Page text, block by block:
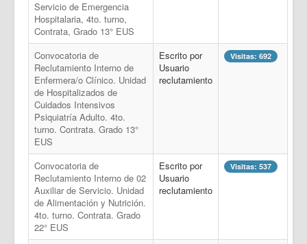
Servicio de Emergencia
Hospitalaria, 4to. turno,
Contrata, Grado 13° EUS
Convocatoria de
Reclutamiento Interno de
Enfermera/o Clínico. Unidad
de Hospitalizados de
Cuidados Intensivos
Psiquiatría Adulto. 4to.
turno. Contrata. Grado 13°
EUS
Escrito por
Usuario
reclutamiento
Visitas: 692
Convocatoria de
Reclutamiento Interno de 02
Auxiliar de Servicio. Unidad
de Alimentación y Nutrición.
4to. turno. Contrata. Grado
22° EUS
Escrito por
Usuario
reclutamiento
Visitas: 537